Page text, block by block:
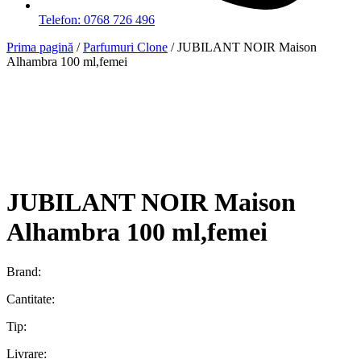
Telefon: 0768 726 496
Prima pagină /Parfumuri Clone / JUBILANT NOIR Maison
Alhambra 100 ml,femei
JUBILANT NOIR Maison
Alhambra 100 ml,femei
Brand:
Cantitate:
Tip:
Livrare: